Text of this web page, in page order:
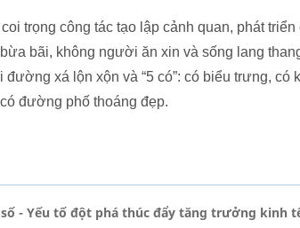
trọng công tác tạo lập cảnh quan, phát triển
bãi, không người ăn xin và sống lang
xá lộn xộn và “5 có”: có biểu trưng, có
đường phố thoáng đẹp.
- Yếu tố đột phá thúc đẩy tăng trưởng kinh